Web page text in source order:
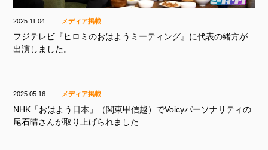
2025.11.04 メディア掲載
フジテレビ『ヒロミのおはようミーティング』に代表の緒方が
出演しました。
2025.05.16 メディア掲載
NHK「おはよう日本」（関東甲信越）でVoicyパーソナリティの
尾石晴さんが取り上げられました